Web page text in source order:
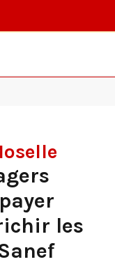
: Les travailleurs
les